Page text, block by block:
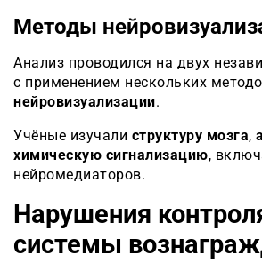
Методы
Анализ проводился на двух
с применением нескольких
нейровизуализации.
Учёные изучали структуру мозга,
химическую сигнализацию,
нейромедиаторов.
Нарушения
системы